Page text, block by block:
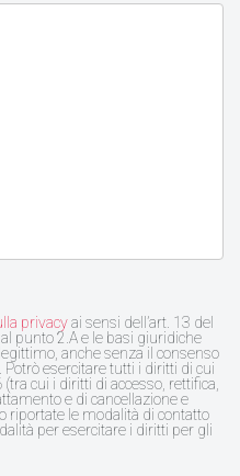
privacyai sensi dell’art. 13 del
punto 2.A e le basi giuridiche
anche senza il consenso
esercitare tutti i diritti di cui
cui i diritti di accesso, rettifica,
e di cancellazione e
riportate le modalità di contatto
per esercitare i diritti per gli